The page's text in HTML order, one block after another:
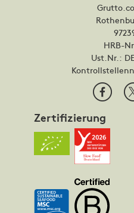
HRB-
Ust.Nr.:
Zertifizierung